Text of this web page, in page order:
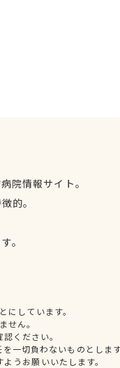
院情報サイト。
的。
。
しています。
せん。
ください。
一切負わないものとします
うお願いいたします。